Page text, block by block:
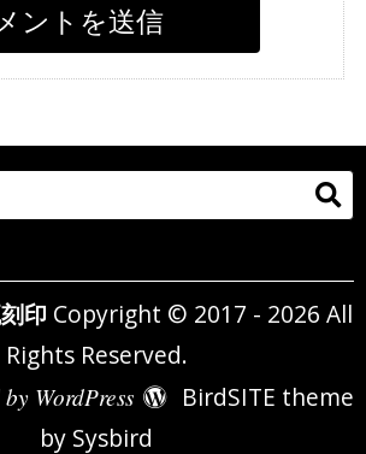
印 Copyright © 2017 - 2026 All
Rights Reserved.
WordPress
BirdSITE theme
by Sysbird